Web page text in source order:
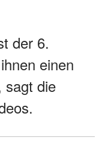
der 6.
einen
sagt die